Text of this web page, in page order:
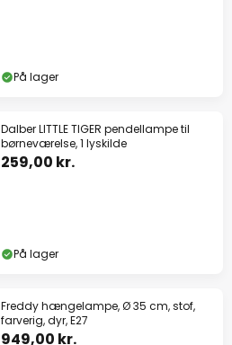
På lager
Dalber LITTLE TIGER pendellampe til
børneværelse, 1 lyskilde
259,00 kr.
På lager
Freddy hængelampe, Ø 35 cm, stof,
farverig, dyr, E27
949,00 kr.